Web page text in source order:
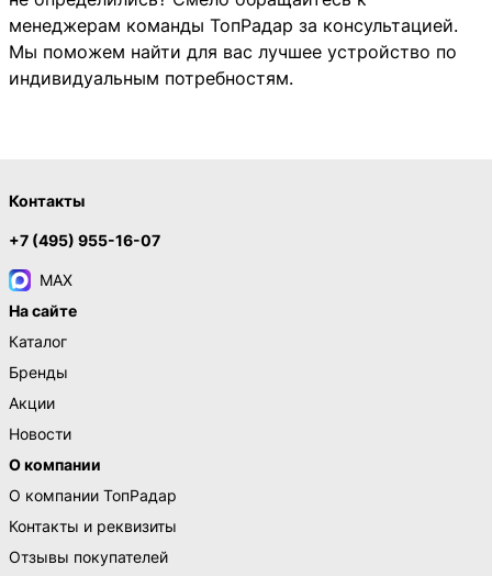
менеджерам команды ТопРадар за консультацией.
Мы поможем найти для вас лучшее устройство по
индивидуальным потребностям.
Контакты
+7 (495) 955-16-07
MAX
На сайте
Каталог
Бренды
Акции
Новости
О компании
О компании ТопРадар
Контакты и реквизиты
Отзывы покупателей